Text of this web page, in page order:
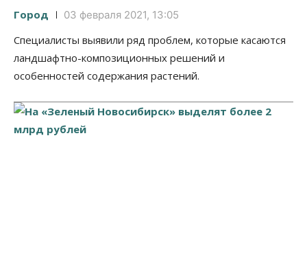
Город 03 февраля 2021, 13:05
Специалисты выявили ряд проблем, которые касаются
ландшафтно-композиционных решений и
особенностей содержания растений.